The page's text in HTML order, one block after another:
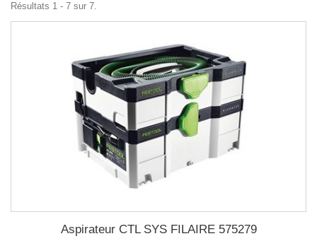
Résultats 1 - 7 sur 7.
Aspirateur CTL SYS FILAIRE 575279